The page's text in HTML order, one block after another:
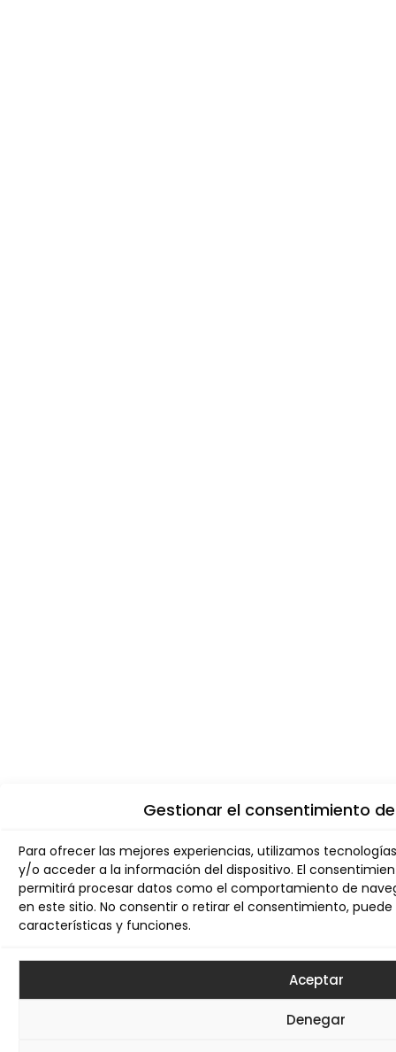
Gestionar el consentimiento
Para ofrecer las mejores experiencias, utilizamos
y/o acceder a la información del dispositivo. El
permitirá procesar datos como el comportamiento de
en este sitio. No consentir o retirar el consentimiento,
características y funciones.
Aceptar
Denegar